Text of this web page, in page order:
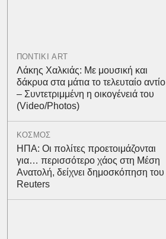
ΠΟΝΤΙΚΙ ART
Λάκης Χαλκιάς: Με μουσική και
δάκρυα στα μάτια το τελευταίο αντίο
– Συντετριμμένη η οικογένειά του
(Video/Photos)
ΚΟΣΜΟΣ
ΗΠΑ: Οι πολίτες προετοιμάζονται
για… περισσότερο χάος στη Μέση
Ανατολή, δείχνει δημοσκόπηση του
Reuters